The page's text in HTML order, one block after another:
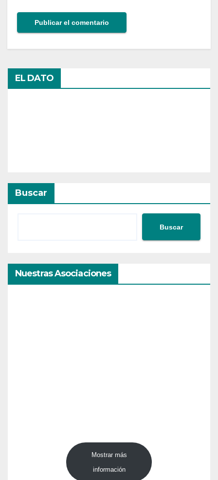
EL DATO
Buscar
Buscar
Nuestras Asociaciones
Mostrar más
información